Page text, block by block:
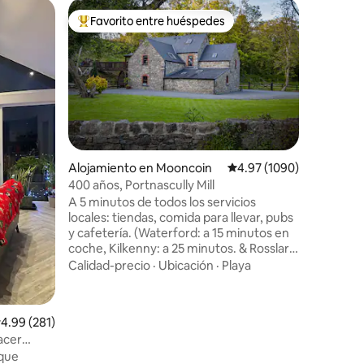
promedio: 4.99 de 5, 281 reseñas
4.99 (281)
Favorito entre huéspedes preferido
Favorito entre huéspedes
Alojamiento en Mooncoin Calificación promedio:
4.97 (1090)
400 años, Portnascully Mill
A 5 minutos de todos los servicios
locales: tiendas, comida para llevar, pubs
y cafetería. (Waterford: a 15 minutos en
coche, Kilkenny: a 25 minutos. & Rosslare
(ferry) 1 .5 horas, Aeropuerto de Cork 1,5
Calidad-precio · Ubicación · Playa